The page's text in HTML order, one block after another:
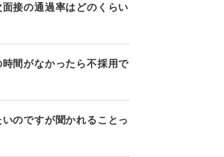
接の通過率はどのくらい
間がなかったら不採用で
のですが聞かれることっ